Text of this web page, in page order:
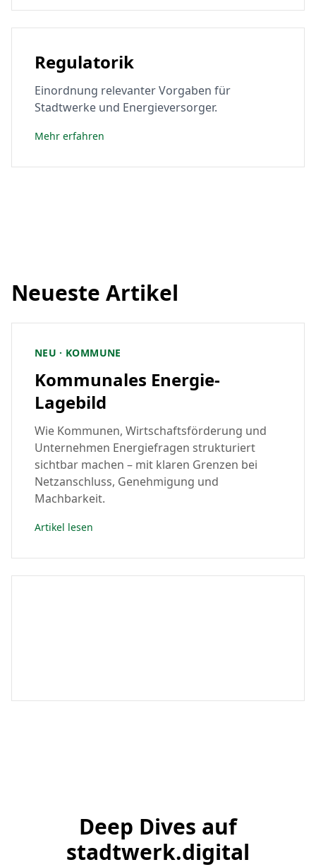
Regulatorik
Einordnung relevanter Vorgaben für
Stadtwerke und Energieversorger.
Mehr erfahren
Neueste Artikel
NEU · KOMMUNE
Kommunales Energie-
Lagebild
Wie Kommunen, Wirtschaftsförderung und
Unternehmen Energiefragen strukturiert
sichtbar machen – mit klaren Grenzen bei
Netzanschluss, Genehmigung und
Machbarkeit.
Artikel lesen
Deep Dives auf
stadtwerk.digital